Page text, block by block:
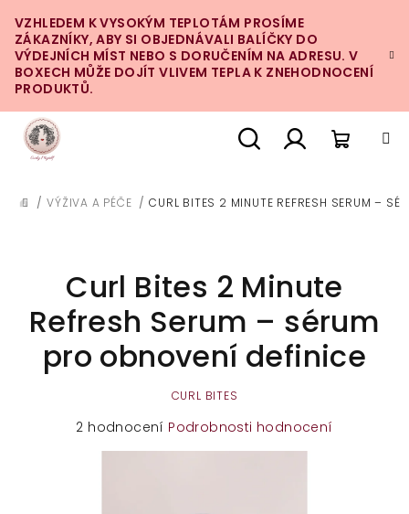
na
obsah
VZHLEDEM K VYSOKÝM TEPLOTÁM PROSÍME
ZÁKAZNÍKY, ABY SI OBJEDNÁVALI BALÍČKY DO
VÝDEJNÍCH MÍST NEBO S DORUČENÍM NA ADRESU. V
BOXECH MŮŽE DOJÍT VLIVEM TEPLA K ZNEHODNOCENÍ
PRODUKTŮ.
DOMŮ
/ VÝŽIVA A PÉČE / CURL BITES 2 MINUTE REFRESH SERUM –
Curl Bites 2 Minute
Refresh Serum – sérum
pro obnovení definice
CURL BITES
Průměrné
2 hodnocení Podrobnosti hodnocení